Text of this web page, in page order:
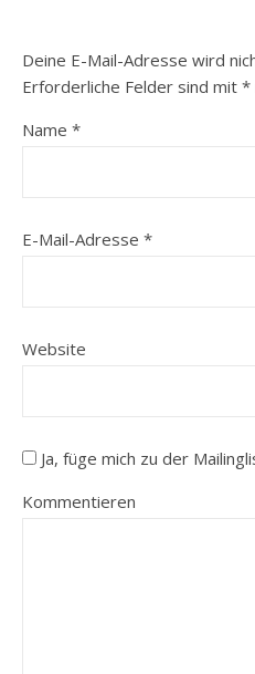
Deine E-Mail-Adresse wird
Erforderliche Felder sind mit *
Name *
E-Mail-Adresse *
Website
Ja, füge mich zu der
Kommentieren